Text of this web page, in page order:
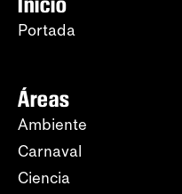
Portada
Áreas
Ambiente
Carnaval
Ciencia